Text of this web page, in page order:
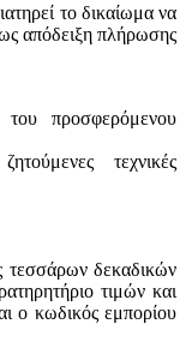
το δικαίωμα να
απόδειξη πλήρωσης
του προσφερόμενου
τεχνικές
τεσσάρων δεκαδικών
τιμών και
ο κωδικός εμπορίου